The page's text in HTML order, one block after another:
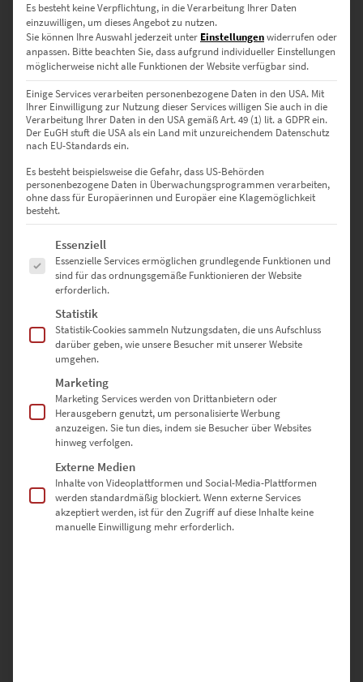
zzgl.Versand
Lieferzeit: ca. 10 Werktage
Dieses Produkt weist mehrere Varianten auf. Die Optionen können auf der Produktseite gewählt werden
Es besteht keine Verpflichtung, in die Verarbeitung Ihrer Daten
einzuwilligen, um dieses Angebot zu nutzen.
Sie können Ihre Auswahl jederzeit unter Einstellungenwiderrufen oder
anpassen. Bitte beachten Sie, dass aufgrund individueller Einstellungen
möglicherweise nicht alle Funktionen der Website verfügbar sind.
Einige Services verarbeiten personenbezogene Daten in den USA. Mit
Ihrer Einwilligung zur Nutzung dieser Services willigen Sie auch in die
Verarbeitung Ihrer Daten in den USA gemäß Art. 49 (1) lit. a GDPR ein.
Der EuGH stuft die USA als ein Land mit unzureichendem Datenschutz
nach EU-Standards ein.
Es besteht beispielsweise die Gefahr, dass US-Behörden
personenbezogene Daten in Überwachungsprogrammen verarbeiten,
ohne dass für Europäerinnen und Europäer eine Klagemöglichkeit
besteht.
Es folgt eine Liste der Service-Gruppen, für die eine Einwilligung
Essenziell
Essenzielle Services ermöglichen grundlegende Funktionen und
sind für das ordnungsgemäße Funktionieren der Website
erforderlich.
Statistik
Statistik-Cookies sammeln Nutzungsdaten, die uns Aufschluss
darüber geben, wie unsere Besucher mit unserer Website
umgehen.
Marketing
Marketing Services werden von Drittanbietern oder
Herausgebern genutzt, um personalisierte Werbung
anzuzeigen. Sie tun dies, indem sie Besucher über Websites
hinweg verfolgen.
Externe Medien
Inhalte von Videoplattformen und Social-Media-Plattformen
werden standardmäßig blockiert. Wenn externe Services
akzeptiert werden, ist für den Zugriff auf diese Inhalte keine
manuelle Einwilligung mehr erforderlich.